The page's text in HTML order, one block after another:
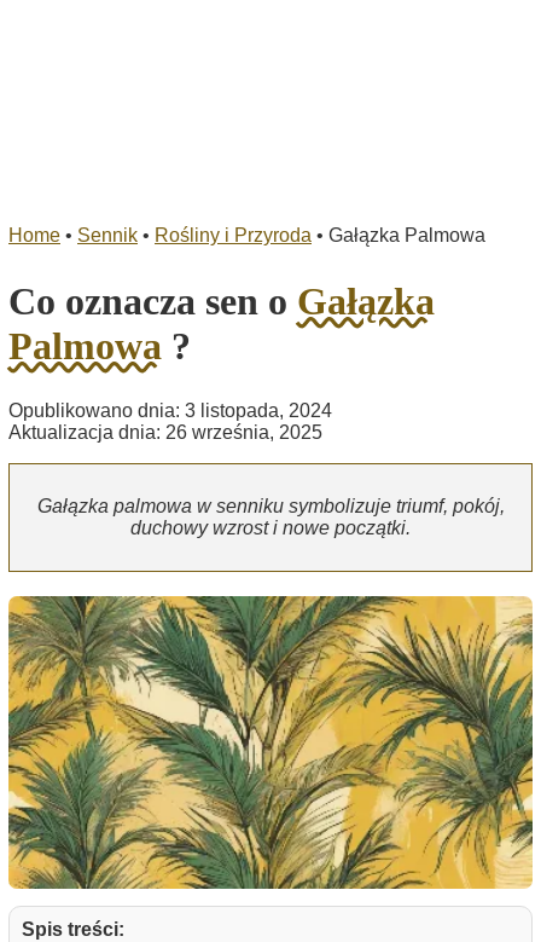
Home • Sennik • Rośliny i Przyroda • Gałązka Palmowa
Co oznacza sen o Gałązka
Palmowa ?
Opublikowano dnia: 3 listopada, 2024
Aktualizacja dnia: 26 września, 2025
Gałązka palmowa w senniku symbolizuje triumf, pokój,
duchowy wzrost i nowe początki.
Spis treści: